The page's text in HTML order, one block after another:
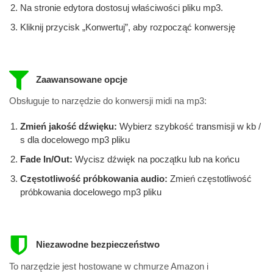
Na stronie edytora dostosuj właściwości pliku mp3.
Kliknij przycisk „Konwertuj”, aby rozpocząć konwersję
Zaawansowane opcje
Obsługuje to narzędzie do konwersji midi na mp3:
Zmień jakość dźwięku: Wybierz szybkość transmisji w kb /
s dla docelowego mp3 pliku
Fade In/Out: Wycisz dźwięk na początku lub na końcu
Częstotliwość próbkowania audio: Zmień częstotliwość
próbkowania docelowego mp3 pliku
Niezawodne bezpieczeństwo
To narzędzie jest hostowane w chmurze Amazon i